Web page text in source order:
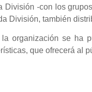
División -con los
División, también
la organización se ha
que ofrecerá al